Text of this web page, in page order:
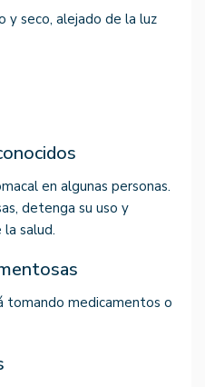
y seco, alejado de la luz
en algunas personas.
detenga su uso y
salud.
tomando medicamentos o